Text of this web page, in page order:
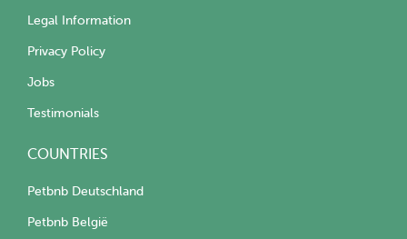
Legal Information
Privacy Policy
Jobs
Testimonials
COUNTRIES
Petbnb Deutschland
Petbnb België